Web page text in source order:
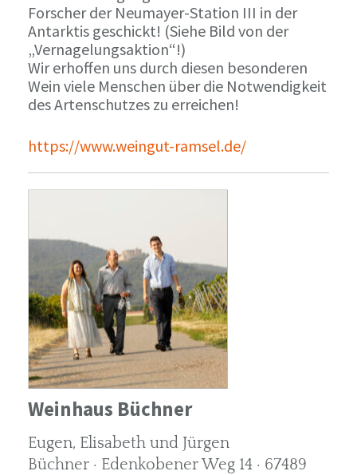
Forscher der Neumayer-Station III in der
Antarktis geschickt! (Siehe Bild von der
„Vernagelungsaktion“!)
Wir erhoffen uns durch diesen besonderen
Wein viele Menschen über die Notwendigkeit
des Artenschutzes zu erreichen!
https://www.weingut-ramsel.de/
Weinhaus Büchner
Eugen, Elisabeth und Jürgen
Büchner · Edenkobener Weg 14 · 67489